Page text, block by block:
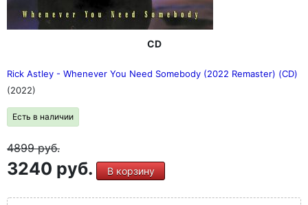
CD
Rick Astley - Whenever You Need Somebody (2022 Remaster) (CD)
(2022)
Есть в наличии
4899руб.
3240 руб. В корзину